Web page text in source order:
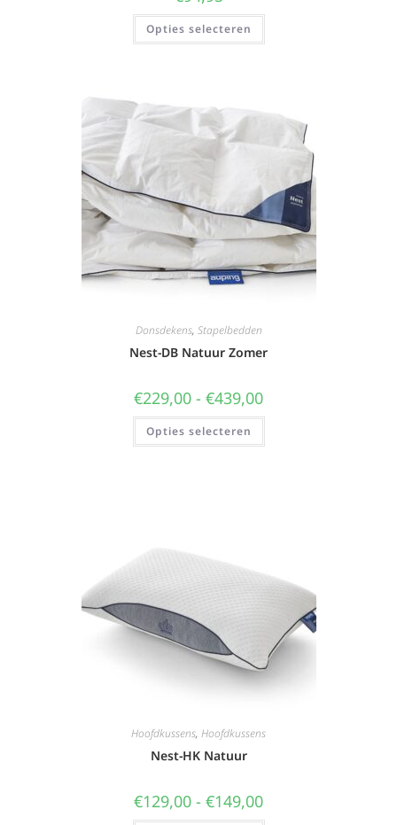
Opties selecteren
Donsdekens, Stapelbedden
Nest-DB Natuur Zomer
€229,00 - €439,00
Opties selecteren
Hoofdkussens, Hoofdkussens
Nest-HK Natuur
€129,00 - €149,00